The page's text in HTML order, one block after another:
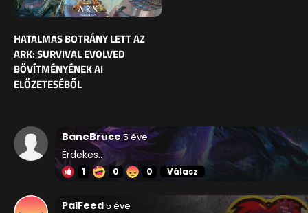
HATALMAS BOTRÁNY LETT AZ
ARK: SURVIVAL EVOLVED
BŐVÍTMÉNYÉNEK AI
ELŐZETESÉBŐL
BaneBruce5 éve
Érdekes..
1 0 0 Válasz
PalFeed5 éve